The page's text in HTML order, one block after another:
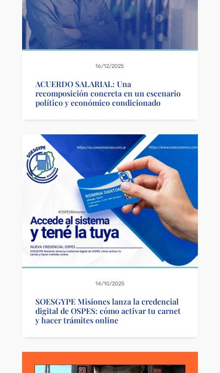
16/12/2025
ACUERDO SALARIAL: Una
recomposición concreta en un escenario
político y económico condicionado
14/10/2025
SOESGYPE Misiones lanza la credencial
digital de OSPES: cómo activar tu carnet
y hacer trámites online